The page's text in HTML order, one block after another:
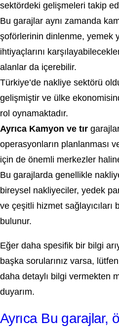
sektördeki gelişmeleri takip
Bu garajlar aynı zamanda
şoförlerinin dinlenme, yemek
ihtiyaçlarını
alanlar da içerebilir.
Türkiye’de nakliye sektörü
gelişmiştir ve ülke
rol oynamaktadır.
Ayrıca Kamyon ve tır
operasyonların planlanması
için de önemli merkezler
Bu garajlarda genellikle
bireysel nakliyeciler, yedek
ve çeşitli hizmet sağlayıcıları
bulunur.
Eğer daha spesifik bir bilgi
başka sorularınız varsa,
daha detaylı bilgi vermekten
duyarım.
Ayrıca Bu garajlar,